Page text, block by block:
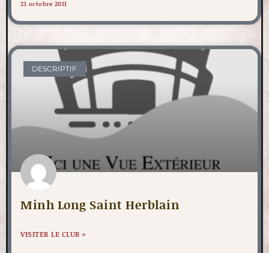
21 octobre 2011
DESCRIPTIF
Minh Long Saint Herblain
VISITER LE CLUB »